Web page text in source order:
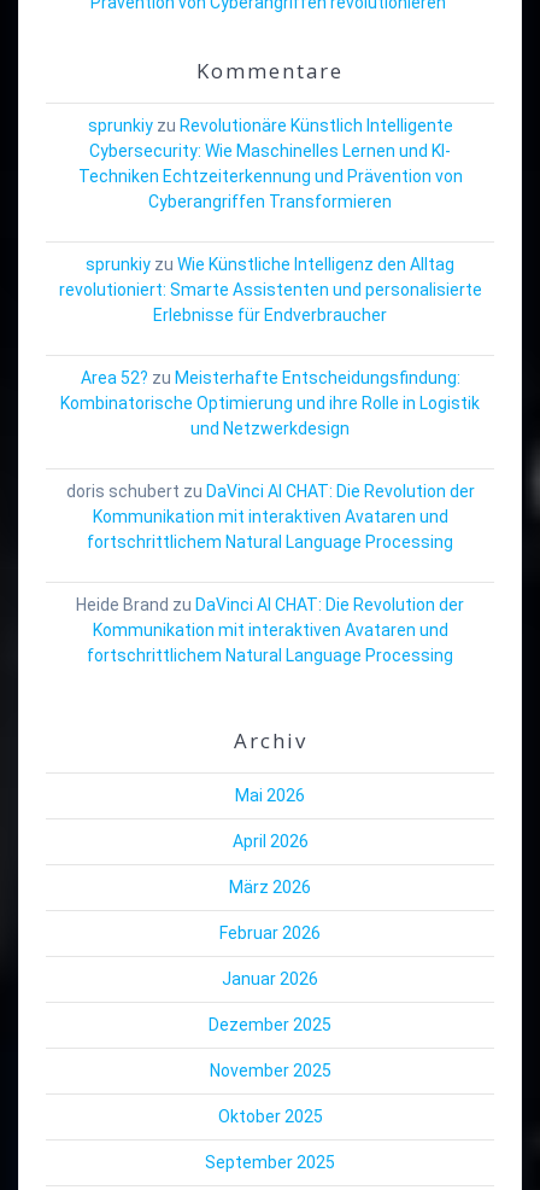
Kommentare
sprunkiyzu Revolutionäre Künstlich Intelligente
Cybersecurity: Wie Maschinelles Lernen und KI-
Techniken Echtzeiterkennung und Prävention von
Cyberangriffen Transformieren
sprunkiy zu Wie Künstliche Intelligenz den Alltag
revolutioniert: Smarte Assistenten und personalisierte
Erlebnisse für Endverbraucher
Area 52? zu Meisterhafte Entscheidungsfindung:
Kombinatorische Optimierung und ihre Rolle in Logistik
und Netzwerkdesign
doris schubert zu DaVinci AI CHAT: Die Revolution der
Kommunikation mit interaktiven Avataren und
fortschrittlichem Natural Language Processing
Heide Brand zu DaVinci AI CHAT: Die Revolution der
Kommunikation mit interaktiven Avataren und
fortschrittlichem Natural Language Processing
Archiv
Mai 2026
April 2026
März 2026
Februar 2026
Januar 2026
Dezember 2025
November 2025
Oktober 2025
September 2025